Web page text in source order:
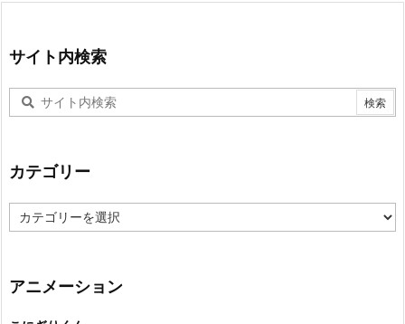
サイト内検索
カテゴリー
テ
ー
アニメーション